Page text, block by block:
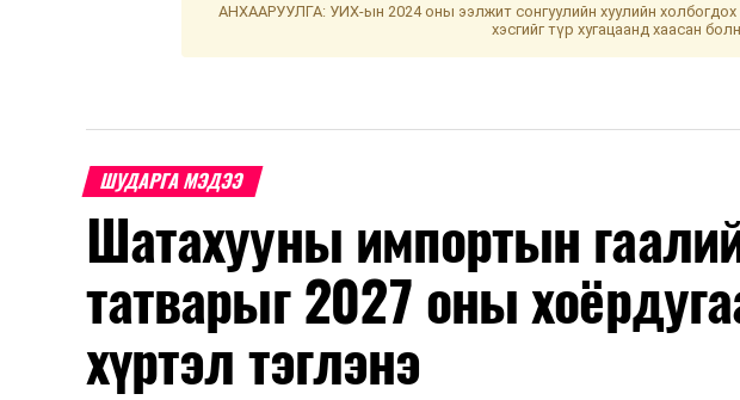
АНХААРУУЛГА: УИХ-ын 2024 оны ээлжит сонгуулийн хуулийн холбогдох
хэсгийг түр хугацаанд хаасан
ШУДАРГА МЭДЭЭ
Шатахууны импортын
татварыг 2027 оны
хүртэл тэглэнэ